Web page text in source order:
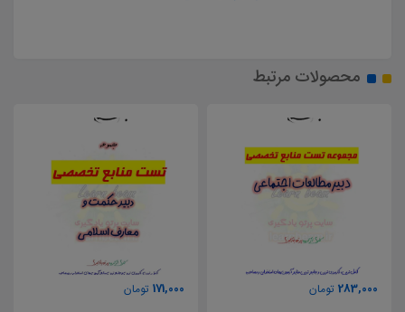
محصولات مرتبط
283,000 تومان
171,000 تومان